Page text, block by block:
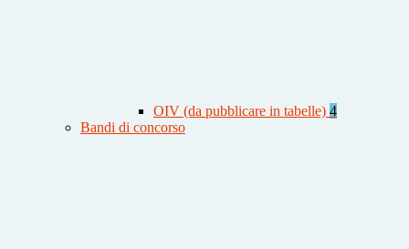
OIV (da pubblicare in tabelle) 4
Bandi di concorso